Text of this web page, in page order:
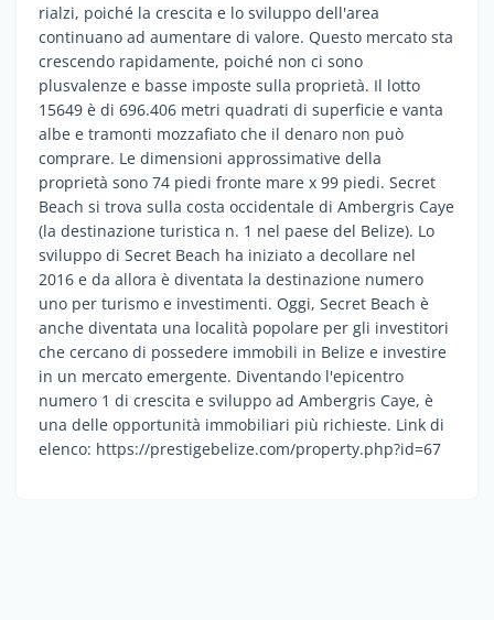
rialzi, poiché la crescita e lo sviluppo dell'area
continuano ad aumentare di valore. Questo mercato sta
crescendo rapidamente, poiché non ci sono
plusvalenze e basse imposte sulla proprietà. Il lotto
15649 è di 696.406 metri quadrati di superficie e vanta
albe e tramonti mozzafiato che il denaro non può
comprare. Le dimensioni approssimative della
proprietà sono 74 piedi fronte mare x 99 piedi. Secret
Beach si trova sulla costa occidentale di Ambergris Caye
(la destinazione turistica n. 1 nel paese del Belize). Lo
sviluppo di Secret Beach ha iniziato a decollare nel
2016 e da allora è diventata la destinazione numero
uno per turismo e investimenti. Oggi, Secret Beach è
anche diventata una località popolare per gli investitori
che cercano di possedere immobili in Belize e investire
in un mercato emergente. Diventando l'epicentro
numero 1 di crescita e sviluppo ad Ambergris Caye, è
una delle opportunità immobiliari più richieste. Link di
elenco: https://prestigebelize.com/property.php?id=67